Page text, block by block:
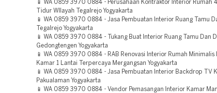
📱 WA 0859 3970 0884 - Perusahaan Kontraktor Interior Rumah
Tidur WIlayah Tegalrejo Yogyakarta
📱 WA 0859 3970 0884 - Jasa Pembuatan Interior Ruang Tamu
Tegalrejo Yogyakarta
📱 WA 0859 3970 0884 - Tukang Buat Interior Ruang Tamu Dan
Gedongtengen Yogyakarta
📱 WA 0859 3970 0884 - RAB Renovasi Interior Rumah Minimalis
Kamar 1 Lantai Terpercaya Mergangsan Yogyakarta
📱 WA 0859 3970 0884 - Jasa Pembuatan Interior Backdrop TV
Pakualaman Yogyakarta
📱 WA 0859 3970 0884 - Vendor Pemasangan Interior Kamar